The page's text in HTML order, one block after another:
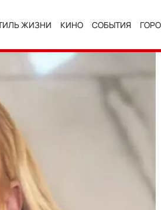
ЖИЗНИ КИНО СОБЫТИЯ